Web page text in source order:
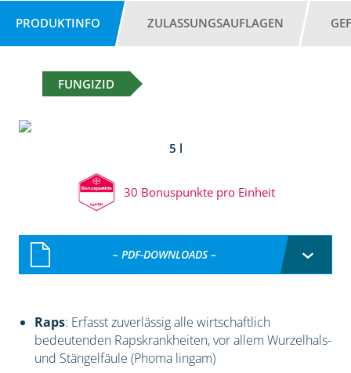
PRODUKTINFO ZULASSUNGSAUFLAGEN
FUNGIZID
5 l
30 Bonuspunkte pro Einheit
– PDF-DOWNLOADS –
Raps: Erfasst zuverlässig alle wirtschaftlich
bedeutenden Rapskrankheiten, vor allem Wurzelhals-
und Stängelfäule (Phoma lingam)